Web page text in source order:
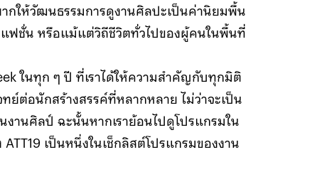
กให้วัฒนธรรมการดูงานศิลปะเป็นค่านิยมพื้น
แฟชั่น หรือแม้แต่วิถีชีวิตทั่วไปของผู้คนในพื้นที่
ในทุก ๆ ปี ที่เราได้ให้ความสำคัญกับทุกมิติ
ย์ต่อนักสร้างสรรค์ที่หลากหลาย ไม่ว่าจะเป็น
านศิลป์ ฉะนั้นหากเราย้อนไปดูโปรแกรมใน
เป็นหนึ่งในเช็กลิสต์โปรแกรมของงาน